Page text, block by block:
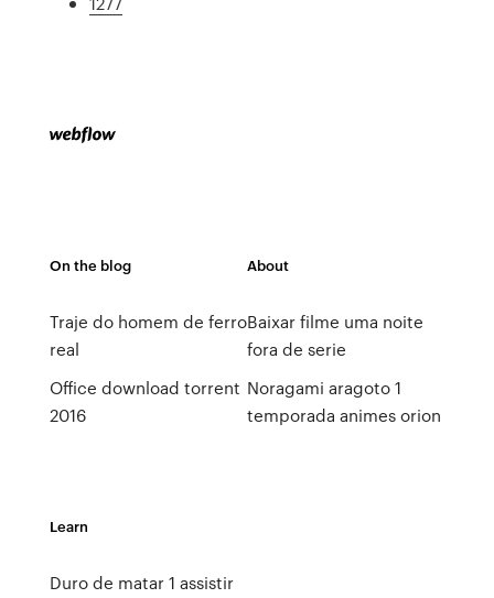
On the blog
Traje do homem de ferro
real
Office download torrent
2016
About
Baixar filme uma noite
fora de serie
Noragami aragoto 1
temporada animes orion
Learn
Duro de matar 1 assistir